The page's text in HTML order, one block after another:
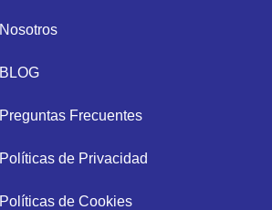
Nosotros
BLOG
Preguntas Frecuentes
Políticas de Privacidad
Políticas de Cookies